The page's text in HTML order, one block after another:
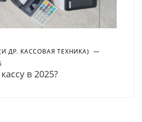
ДР. КАССОВАЯ ТЕХНИКА) —
в 2025?